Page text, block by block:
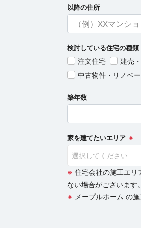
以降の住所
検討している住宅の種類
注文住宅 建売
中古物件・リノベ
築年数
家を建てたいエリア ※
選択してください
※ 住宅会社の施工エリ
ない場合がございます。
※ メープルホーム の